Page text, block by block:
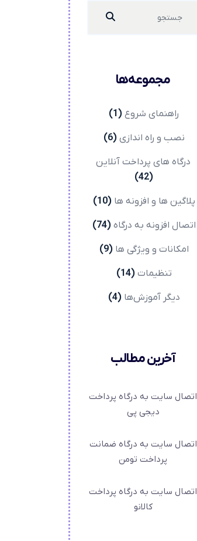
مجموعه‌ها
راهنمای شروع (1)
نصب و راه اندازی (6)
درگاه های پرداخت آنلاین
(42)
پلاگین ها و افزونه ها (10)
اتصال افزونه به درگاه (74)
امکانات و ویژگی ها (9)
تنظیمات (14)
دیگر آموزش‌ها (4)
آخرین مطالب
اتصال سایت به درگاه پرداخت
دیجی پی
اتصال سایت به درگاه ضمانت
پرداخت تومن
اتصال سایت به درگاه پرداخت
کالانو